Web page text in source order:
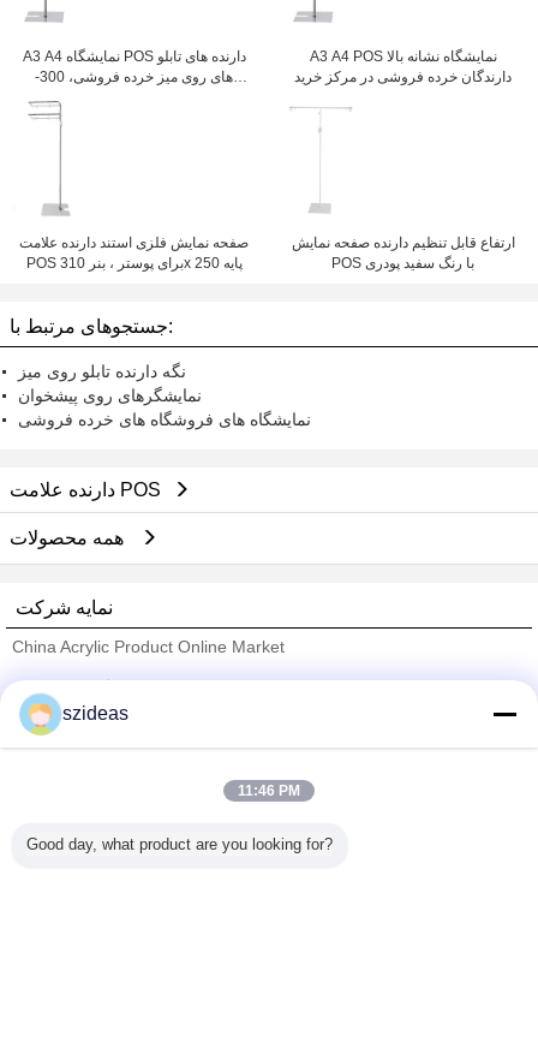
A3 A4 نمايشگاه POS دارنده های تابلو
های روی میز خرده فروشی، 300-
A3 A4 POS نمایشگاه نشانه بالا
دارندگان خرده فروشی در مرکز خرید
صفحه نمایش فلزی استند دارنده علامت
POS برای پوستر ، بنر 310x 250 پایه
ارتفاع قابل تنظیم دارنده صفحه نمایش
POS با رنگ سفید پودری
جستجوهای مرتبط با:
نگه دارنده تابلو روی میز
نمایشگرهای روی پیشخوان
نمایشگاه های فروشگاه های خرده فروشی
دارنده علامت POS
نمایه شرکت
China Acrylic Product Online Market
Trust Seal
همه محصولات
szideas
11:46 PM
Good day, what product are you looking for?